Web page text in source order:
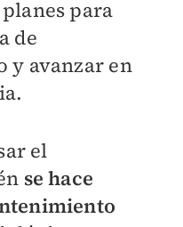
para
de
y avanzar en
el
se hace